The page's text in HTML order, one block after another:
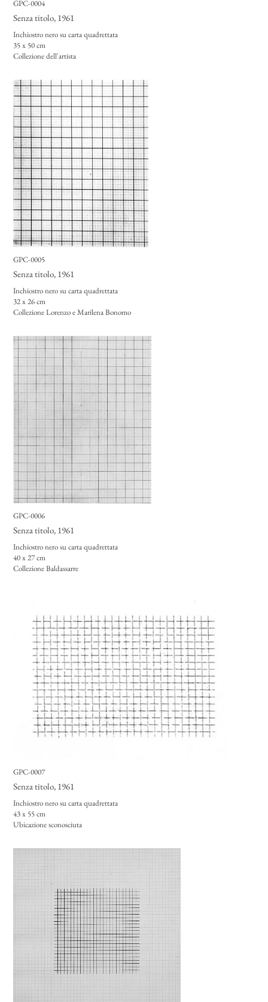
GPC-0004
Senza titolo, 1961
Inchiostro nero su carta quadrettata
35 x 50 cm
Collezione dell'artista
GPC-0005
Senza titolo, 1961
Inchiostro nero su carta quadrettata
32 x 26 cm
Collezione Lorenzo e Marilena Bonomo
GPC-0006
Senza titolo, 1961
Inchiostro nero su carta quadrettata
40 x 27 cm
Collezione Baldassarre
GPC-0007
Senza titolo, 1961
Inchiostro nero su carta quadrettata
43 x 55 cm
Ubicazione sconosciuta